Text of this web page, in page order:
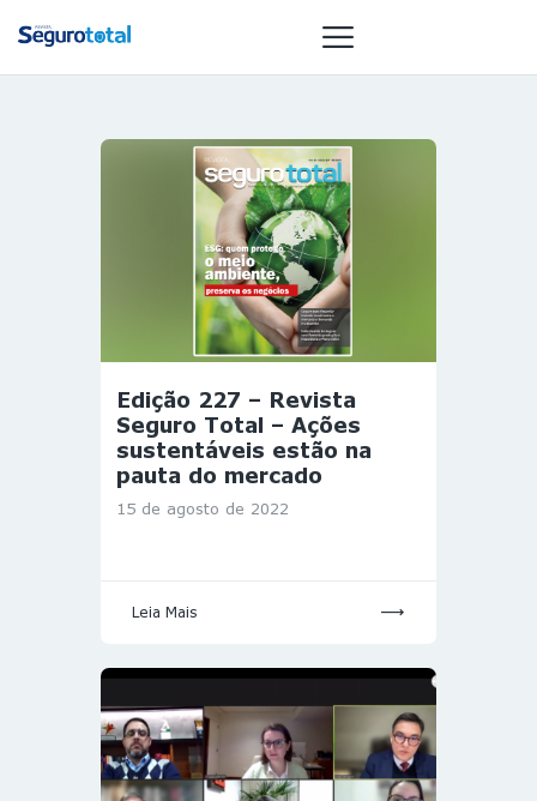
NOTÍCIAS
REVISTA
ESPECIAIS
GAIVOTA DE
OURO
ST SUMMIT
GESTORAS
HOMEST
HOME
Edição 227 – Revista
Seguro Total – Ações
sustentáveis estão na
pauta do mercado
15 de agosto de 2022
Leia Mais